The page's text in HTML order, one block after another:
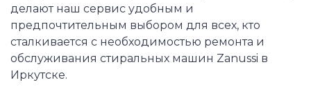
делают наш сервис удобным и
предпочтительным выбором для всех, кто
сталкивается с необходимостью ремонта и
обслуживания стиральных машин Zanussi в
Иркутске.